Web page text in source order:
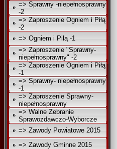
=> Sprawny -niepełnosprawny
-2
=> Zaproszenie Ogniem i Piłą
-2
=> Ogniem i Piłą -1
=> Zaproszenie "Sprawny-
niepełnosprawny" -2
=> Zaproszenie Ogniem i Piłą
-1
=> Sprawny- niepełnosprawny
-1
=> Zaproszenie Sprawny-
niepełnosprawny
=> Walne Zebranie
Sprawozdawczo-Wyborcze
=> Zawody Powiatowe 2015
=> Zawody Gminne 2015